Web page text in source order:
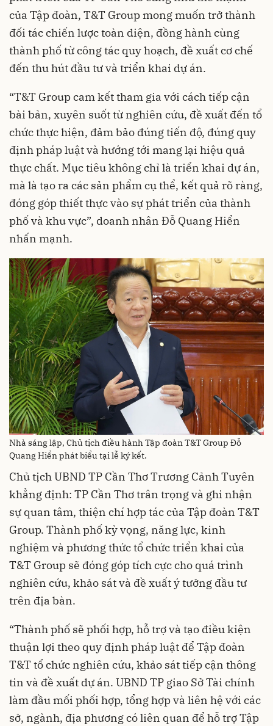
của Tập đoàn, T&T Group mong muốn trở thành
đối tác chiến lược toàn diện, đồng hành cùng
thành phố từ công tác quy hoạch, đề xuất cơ chế
đến thu hút đầu tư và triển khai dự án.
“T&T Group cam kết tham gia với cách tiếp cận
bài bản, xuyên suốt từ nghiên cứu, đề xuất đến tổ
chức thực hiện, đảm bảo đúng tiến độ, đúng quy
định pháp luật và hướng tới mang lại hiệu quả
thực chất. Mục tiêu không chỉ là triển khai dự án,
mà là tạo ra các sản phẩm cụ thể, kết quả rõ ràng,
đóng góp thiết thực vào sự phát triển của thành
phố và khu vực”, doanh nhân Đỗ Quang Hiển
nhấn mạnh.
Nhà sáng lập, Chủ tịch điều hành Tập đoàn T&T Group Đỗ
Quang Hiển phát biểu tại lễ ký kết.
Chủ tịch UBND TP Cần Thơ Trương Cảnh Tuyên
khẳng định: TP Cần Thơ trân trọng và ghi nhận
sự quan tâm, thiện chí hợp tác của Tập đoàn T&T
Group. Thành phố kỳ vọng, năng lực, kinh
nghiệm và phương thức tổ chức triển khai của
T&T Group sẽ đóng góp tích cực cho quá trình
nghiên cứu, khảo sát và đề xuất ý tưởng đầu tư
trên địa bàn.
“Thành phố sẽ phối hợp, hỗ trợ và tạo điều kiện
thuận lợi theo quy định pháp luật để Tập đoàn
T&T tổ chức nghiên cứu, khảo sát tiếp cận thông
tin và đề xuất dự án. UBND TP giao Sở Tài chính
làm đầu mối phối hợp, tổng hợp và liên hệ với các
sở, ngành, địa phương có liên quan để hỗ trợ Tập